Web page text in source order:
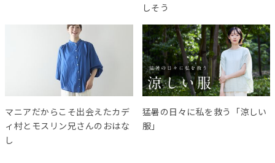
しそう
マニアだからこそ出会えたカデ
ィ村とモスリン兄さんのおはな
し
猛暑の日々に私を救う「涼しい
服」